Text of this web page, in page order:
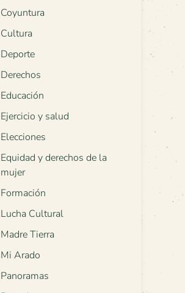
Coyuntura
Cultura
Deporte
Derechos
Educación
Ejercicio y salud
Elecciones
Equidad y derechos de la
mujer
Formación
Lucha Cultural
Madre Tierra
Mi Arado
Panoramas